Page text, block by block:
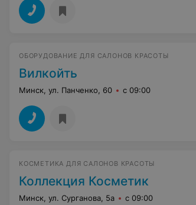
ОБОРУДОВАНИЕ ДЛЯ САЛОНОВ КРАСОТЫ
Вилкойть
Минск, ул. Панченко, 60 с 09:00
КОСМЕТИКА ДЛЯ САЛОНОВ КРАСОТЫ
Коллекция Косметик
Минск, ул. Сурганова, 5а с 09:00